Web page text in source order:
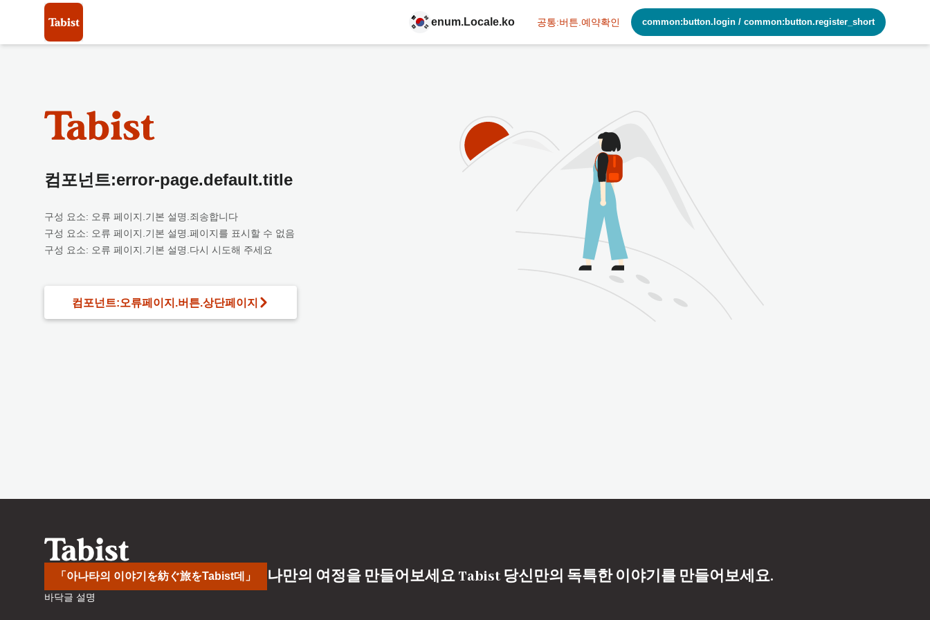
enum.Locale.ko 공통:버튼.예약확인 common:button.login / common:button.register_short
컴포넌트:error-page.default.title
구성 요소: 오류 페이지.기본 설명.죄송합니다
구성 요소: 오류 페이지.기본 설명.페이지를 표시할 수 없음
구성 요소: 오류 페이지.기본 설명.다시 시도해 주세요
컴포넌트:오류페이지.버튼.상단페이지
「아나타의 이야기を紡ぐ旅をTabist데」 나만의 여정을 만들어보세요 Tabist 당신만의 독특한 이야기를 만들어보세요.
바닥글 설명